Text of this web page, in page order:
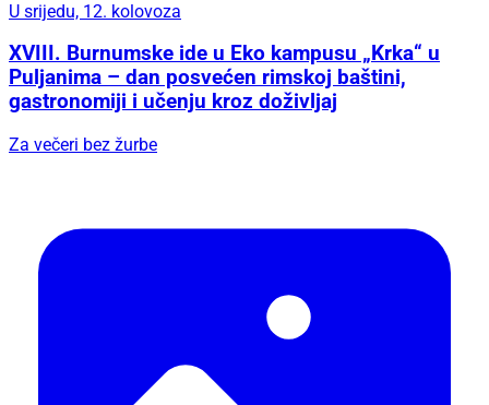
U srijedu, 12. kolovoza
XVIII. Burnumske ide u Eko kampusu „Krka“ u
Puljanima – dan posvećen rimskoj baštini,
gastronomiji i učenju kroz doživljaj
Za večeri bez žurbe